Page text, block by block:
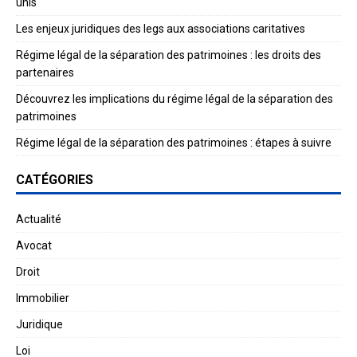
unis
Les enjeux juridiques des legs aux associations caritatives
Régime légal de la séparation des patrimoines : les droits des
partenaires
Découvrez les implications du régime légal de la séparation des
patrimoines
Régime légal de la séparation des patrimoines : étapes à suivre
CATÉGORIES
Actualité
Avocat
Droit
Immobilier
Juridique
Loi